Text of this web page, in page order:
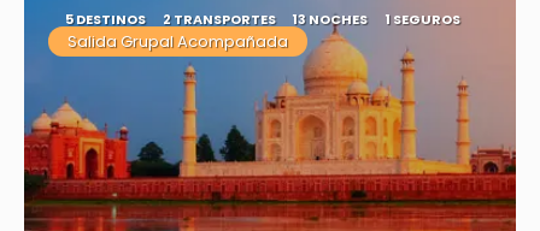
5 DESTINOS 2 TRANSPORTES 13 NOCHES 1 SEGUROS
Salida Grupal Acompañada